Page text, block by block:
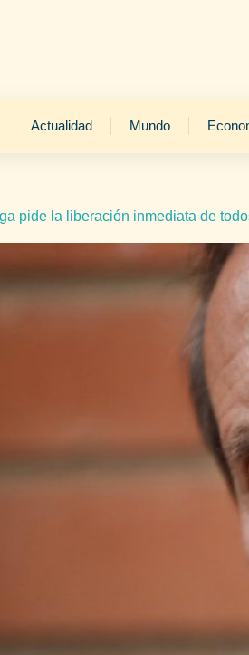
Actualidad Mundo
pide la liberación inmediata de